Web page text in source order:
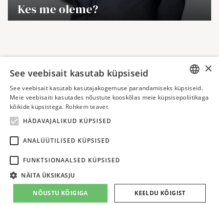
Kes me oleme?
AS Infortar
Liivalaia 9, 10118 Tallinn
info@infortar.ee
+372 6409 978
Privaatsuspoliitika·Küpsiste poliitika
ESTONIAN
×
See veebisait kasutab küpsiseid
See veebisait kasutab kasutajakogemuse parandamiseks küpsiseid.
Meie veebisaiti kasutades nõustute kooskõlas meie küpsisepoliitikaga
kõikide küpsistega. Rohkem teavet
HÄDAVAJALIKUD KÜPSISED
ANALÜÜTILISED KÜPSISED
FUNKTSIONAALSED KÜPSISED
NÄITA ÜKSIKASJU
NÕUSTU KÕIGIGA KEELDU KÕIGIST